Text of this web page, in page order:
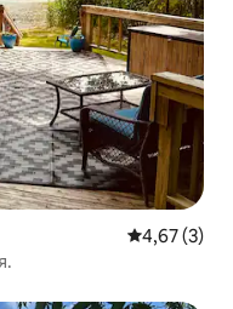
Середня
4,67 (3)